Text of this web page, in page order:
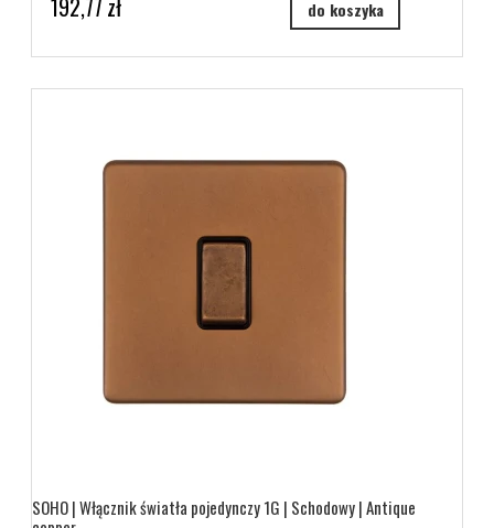
192,77 zł do koszyka
SOHO | Włącznik światła pojedynczy 1G | Schodowy | Antique